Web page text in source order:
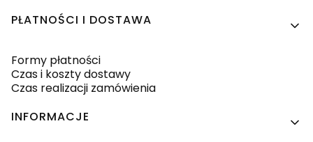
PŁATNOŚCI I DOSTAWA
Formy płatności
Czas i koszty dostawy
Czas realizacji zamówienia
INFORMACJE